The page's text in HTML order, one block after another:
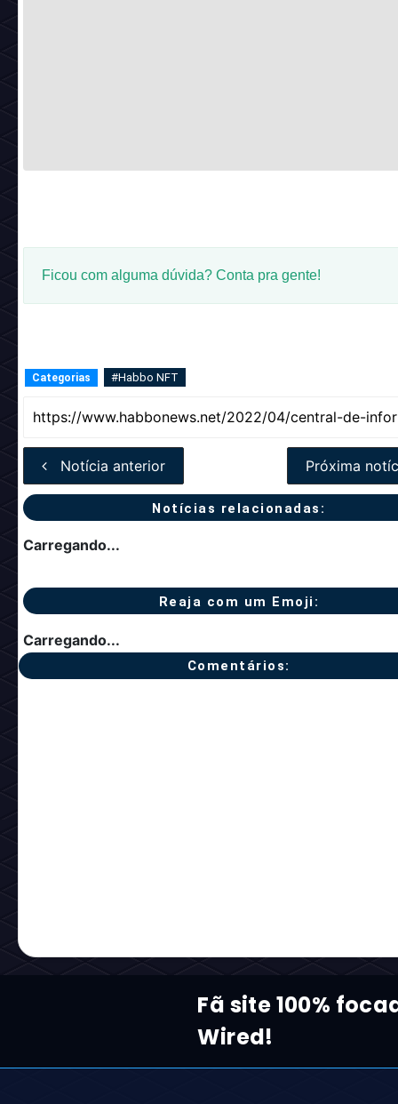
Ficou com alguma dúvida? Conta pra gente!
Categorias #Habbo NFT
Notícia anterior Próxima
Notícias relacionadas:
Carregando...
Reaja com um Emoji:
Carregando...
Comentários:
Fã site 100%
Wired!